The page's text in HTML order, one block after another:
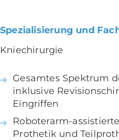
Spezialisierung und
Kniechirurgie
Gesamtes Spektrum
inklusive
Eingriffen
Roboterarm-
Prothetik und